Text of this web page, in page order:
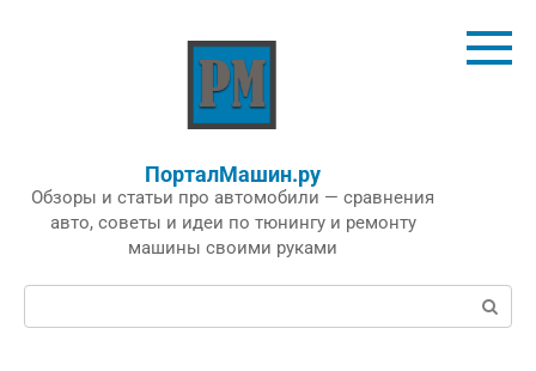
ПорталМашин.ру
Обзоры и статьи про автомобили — сравнения
авто, советы и идеи по тюнингу и ремонту
машины своими руками
Поиск: